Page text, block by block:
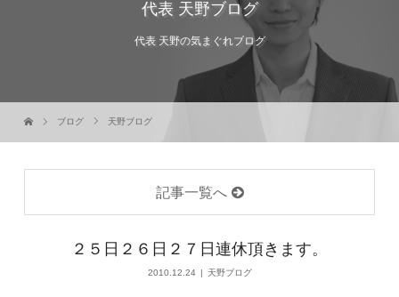
代表 天野ブログ
代表 天野の気まぐれブログ
ブログ 天野ブログ
記事一覧へ
２５日２６日２７日連休頂きます。
2010.12.24 天野ブログ